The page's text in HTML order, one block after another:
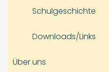
Schulgeschichte
Downloads/Links
Über uns